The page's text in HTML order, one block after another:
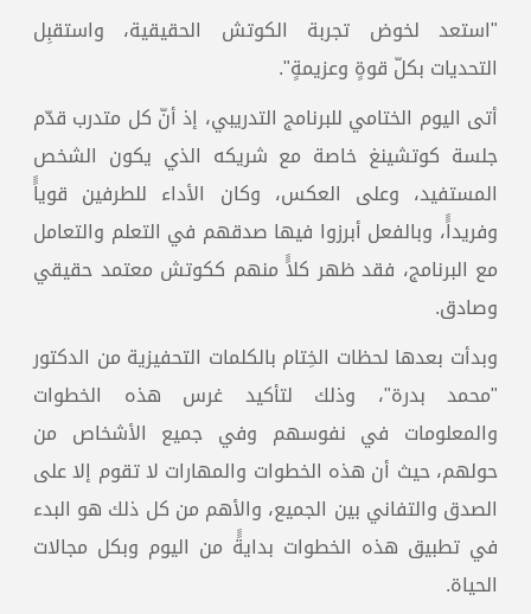
"استعد لخوض تجربة الكوتش الحقيقية، واستقبِل
التحديات بكلّ قوةٍ وعزيمةٍ".
أتى اليوم الختامي للبرنامج التدريبي، إذ أنّ كل متدرب قدّم
جلسة كوتشينغ خاصة مع شريكه الذي يكون الشخص
المستفيد، وعلى العكس، وكان الأداء للطرفين قوياًً
وفريداًً، وبالفعل أبرزوا فيها صدقهم في التعلم والتعامل
مع البرنامج، فقد ظهر كلاًً منهم ككوتش معتمد حقيقي
وصادق.
وبدأت بعدها لحظات الخِتام بالكلمات التحفيزية من الدكتور
"محمد بدرة"، وذلك لتأكيد غرس هذه الخطوات
والمعلومات في نفوسهم وفي جميع الأشخاص من
حولهم، حيث أن هذه الخطوات والمهارات لا تقوم إلا على
الصدق والتفاني بين الجميع، والأهم من كل ذلك هو البدء
في تطبيق هذه الخطوات بدايةًً من اليوم وبكل مجالات
الحياة.